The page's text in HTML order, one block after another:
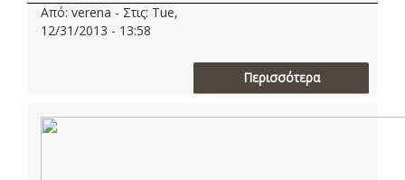
Από: verena - Στις: Tue,
12/31/2013 - 13:58
Περισσότερα